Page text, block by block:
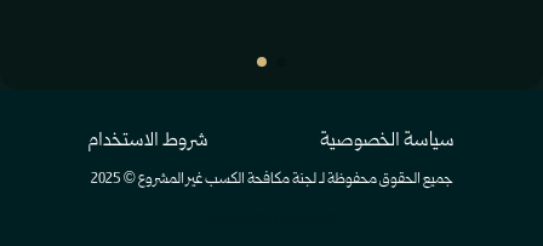
سياسة الخصوصية شروط الاستخدام
جميع الحقوق محفوظة لـ لجنة مكافحة الكسب غير المشروع © 2025